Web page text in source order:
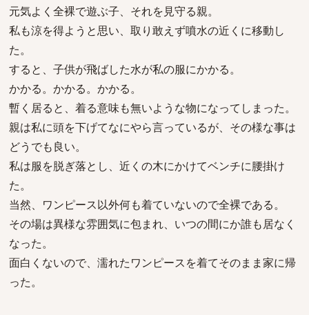
元気よく全裸で遊ぶ子、それを見守る親。
私も涼を得ようと思い、取り敢えず噴水の近くに移動し
た。
すると、子供が飛ばした水が私の服にかかる。
かかる。かかる。かかる。
暫く居ると、着る意味も無いような物になってしまった。
親は私に頭を下げてなにやら言っているが、その様な事は
どうでも良い。
私は服を脱ぎ落とし、近くの木にかけてベンチに腰掛け
た。
当然、ワンピース以外何も着ていないので全裸である。
その場は異様な雰囲気に包まれ、いつの間にか誰も居なく
なった。
面白くないので、濡れたワンピースを着てそのまま家に帰
った。